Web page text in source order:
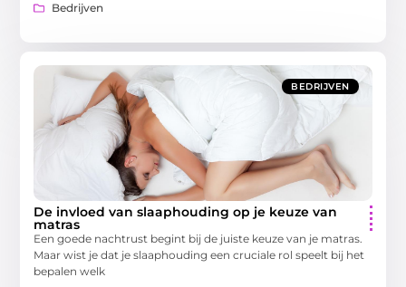
Bedrijven
BEDRIJVEN
De invloed van slaaphouding op je keuze van
matras
Een goede nachtrust begint bij de juiste keuze van je matras.
Maar wist je dat je slaaphouding een cruciale rol speelt bij het
bepalen welk